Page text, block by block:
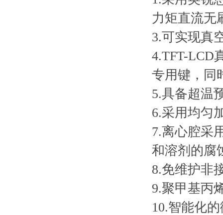
力矩直流无
3.可实现真
4.TFT-LCD
专用键，同
5.具备超温
6.采用均匀
7.离心腔采
和溶剂的腐
8.免维护非
9.聚甲基丙
10.智能化